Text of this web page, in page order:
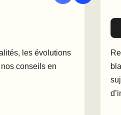
les évolutions
conseils en